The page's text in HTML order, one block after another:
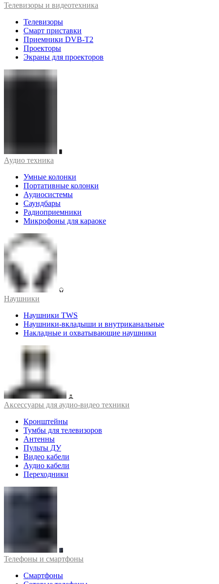
Телевизоры и видеотехника
Телевизоры
Смарт приставки
Приемники DVB-T2
Проекторы
Экраны для проекторов
Аудио техника
Умные колонки
Портативные колонки
Аудиосистемы
Саундбары
Радиоприемники
Микрофоны для караоке
Наушники
Наушники TWS
Наушники-вкладыши и внутриканальные
Накладные и охватывающие наушники
Аксессуары для аудио-видео техники
Кронштейны
Тумбы для телевизоров
Антенны
Пульты ДУ
Видео кабели
Аудио кабели
Переходники
Телефоны и смартфоны
Смартфоны